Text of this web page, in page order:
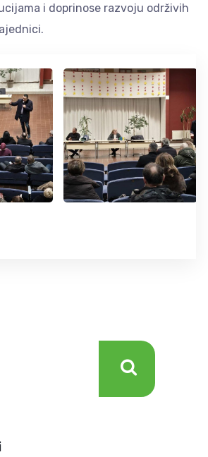
i doprinose razvoju održivih